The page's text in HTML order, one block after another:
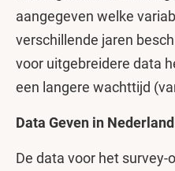
aangegeven welke
verschillende jaren
voor uitgebreidere data
een langere wachttijd
Data Geven in
De data voor het survey-